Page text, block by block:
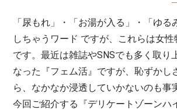
「尿もれ」・「お湯が入る」・「ゆる
しちゃうワード ですが、これらは女
です。最近は雑誌やSNSでも多く取り
なった『フェム活』ですが、恥ずかし
ら、なかなか浸透していかないのも事
今回ご紹介する『デリケートゾーンハ